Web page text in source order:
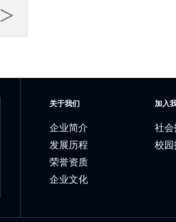
>
关于我们
企业简介
发展历程
荣誉资质
企业文化
加入
社
校